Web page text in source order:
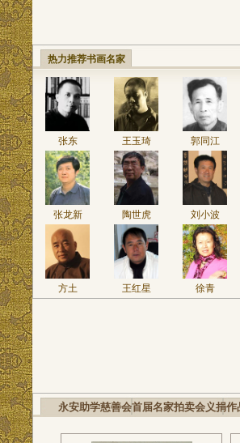
热力推荐书画名家
张东 王玉琦 郭同江
张龙新 陶世虎 刘小波
方土 王红星 徐青
永安助学慈善会首届名家拍卖会义捐作